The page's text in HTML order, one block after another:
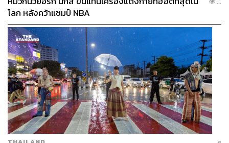
โลก หลังคว้าแชมป์ NBA